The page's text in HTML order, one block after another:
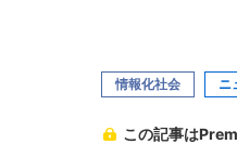
情報化社会 ニ
この記事は